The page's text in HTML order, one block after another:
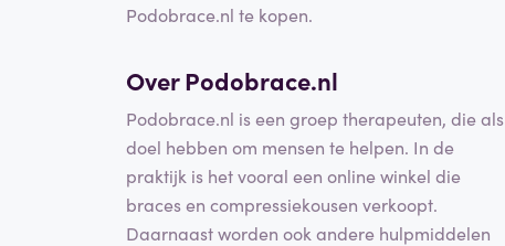
Podobrace.nl te kopen.
Over Podobrace.nl
Podobrace.nl is een groep therapeuten, die als
doel hebben om mensen te helpen. In de
praktijk is het vooral een online winkel die
braces en compressiekousen verkoopt.
Daarnaast worden ook andere hulpmiddelen